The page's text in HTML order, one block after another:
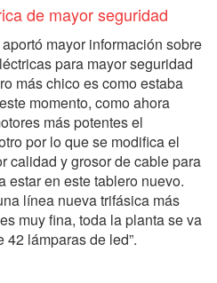
de mayor seguridad
mayor información sobre
para mayor seguridad
más chico es como estaba
momento, como ahora
más potentes el
por lo que se modifica el
calidad y grosor de cable para
estar en este tablero nuevo.
línea nueva trifásica más
muy fina, toda la planta se va
lámparas de led”.